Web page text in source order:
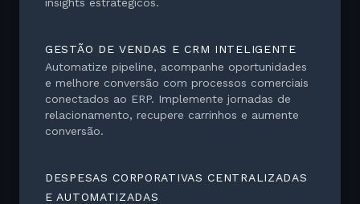
GESTÃO DE VENDAS E CRM INTELIGENTE
Automatize pipeline, acompanhe oportunidades
e melhore conversão com processos comerciais
conectados ao ERP. Implemente jornadas de
relacionamento, recupere carrinhos e aumente
conversão.
DESPESAS CORPORATIVAS CENTRALIZADAS
E AUTOMATIZADAS